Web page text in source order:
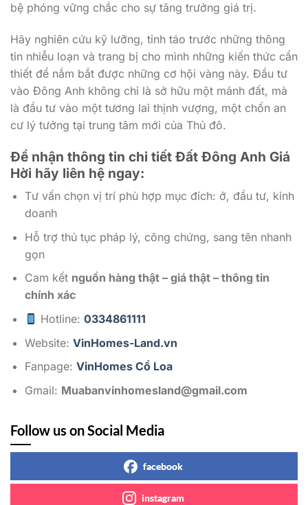
bệ phóng vững chắc cho sự tăng trưởng giá trị.
Hãy nghiên cứu kỹ lưỡng, tỉnh táo trước những thông
tin nhiễu loạn và trang bị cho mình những kiến thức cần
thiết để nắm bắt được những cơ hội vàng này. Đầu tư
vào Đông Anh không chỉ là sở hữu một mảnh đất, mà
là đầu tư vào một tương lai thịnh vượng, một chốn an
cư lý tưởng tại trung tâm mới của Thủ đô.
Để nhận thông tin chi tiết Đất Đông Anh Giá
Hời hãy liên hệ ngay:
Tư vấn chọn vị trí phù hợp mục đích: ở, đầu tư, kinh
doanh
Hỗ trợ thủ tục pháp lý, công chứng, sang tên nhanh
gọn
Cam kết nguồn hàng thật – giá thật – thông tin
chính xác
Hotline:0334861111
Website: VinHomes-Land.vn
Fanpage: VinHomes Cổ Loa
Gmail: Muabanvinhomesland@gmail.com
Follow us on Social Media
facebook
instagram